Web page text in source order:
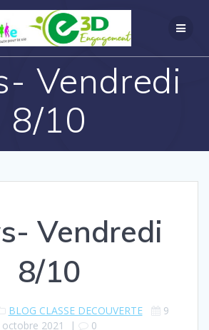
Vendredi
8/10
Vendredi
8/10
BLOG CLASSE DECOUVERTE
9
octobre 2021
| 0